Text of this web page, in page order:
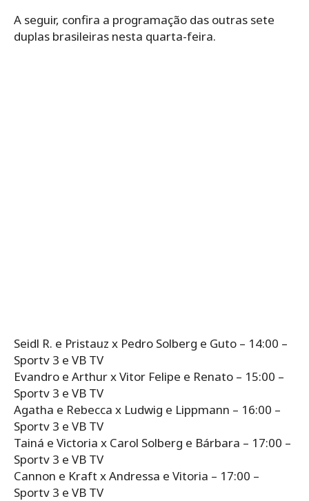
A seguir, confira a programação das outras sete
duplas brasileiras nesta quarta-feira.
Seidl R. e Pristauz x Pedro Solberg e Guto – 14:00 –
Sportv 3 e VB TV
Evandro e Arthur x Vitor Felipe e Renato – 15:00 –
Sportv 3 e VB TV
Agatha e Rebecca x Ludwig e Lippmann – 16:00 –
Sportv 3 e VB TV
Tainá e Victoria x Carol Solberg e Bárbara – 17:00 –
Sportv 3 e VB TV
Cannon e Kraft x Andressa e Vitoria – 17:00 –
Sportv 3 e VB TV